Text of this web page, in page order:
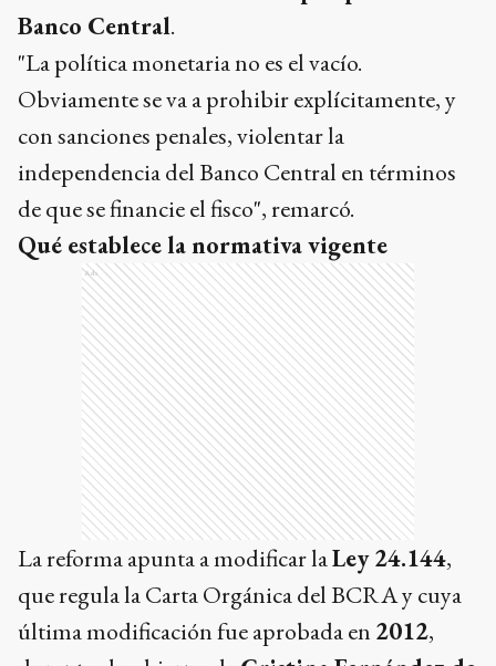
Banco Central.
"La política monetaria no es el vacío.
Obviamente se va a prohibir explícitamente, y
con sanciones penales, violentar la
independencia del Banco Central en términos
de que se financie el fisco", remarcó.
Qué establece la normativa vigente
Ads
La reforma apunta a modificar laLey 24.144,
que regula la Carta Orgánica del BCRA y cuya
última modificación fue aprobada en 2012,